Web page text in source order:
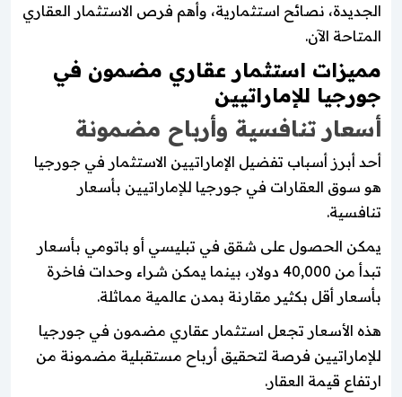
الجديدة، نصائح استثمارية، وأهم فرص الاستثمار العقاري
المتاحة الآن.
مميزات استثمار عقاري مضمون في
جورجيا للإماراتيين
أسعار تنافسية وأرباح مضمونة
أحد أبرز أسباب تفضيل الإماراتيين الاستثمار في جورجيا
هو سوق العقارات في جورجيا للإماراتيين بأسعار
تنافسية.
يمكن الحصول على شقق في تبليسي أو باتومي بأسعار
تبدأ من 40,000 دولار، بينما يمكن شراء وحدات فاخرة
بأسعار أقل بكثير مقارنة بمدن عالمية مماثلة.
هذه الأسعار تجعل استثمار عقاري مضمون في جورجيا
للإماراتيين فرصة لتحقيق أرباح مستقبلية مضمونة من
ارتفاع قيمة العقار.